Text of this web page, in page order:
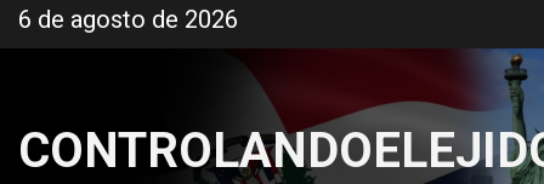
al
6 de agosto de 2026